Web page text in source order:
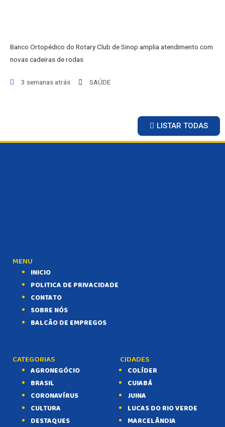
Banco Ortopédico do Rotary Club de Sinop amplia atendimento com
novas cadeiras de rodas
3 semanas atrás SAÚDE
LISTAR TODAS
MENU
INICIO
POLITICA DE PRIVACIDADE
CONTATO
SOBRE NÓS
BALCÃO DE EMPREGOS
CATEGORIAS
AGRONEGÓCIO
BRASIL
CORONAVÍRUS
CULTURA
DESTAQUES
CIDADES
COLÍDER
CUIABÁ
JUINA
LUCAS DO RIO VERDE
MARCELÂNDIA